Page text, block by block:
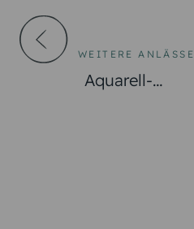
WEITERE ANLÄSSE
Aquarell-